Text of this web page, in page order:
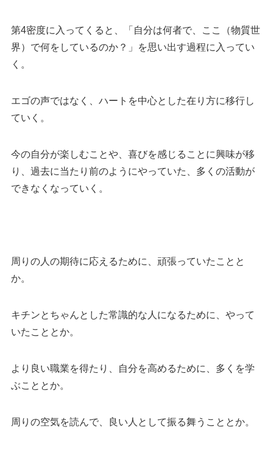
第4密度に入ってくると、「自分は何者で、ここ（物質世
界）で何をしているのか？」を思い出す過程に入ってい
く。
エゴの声ではなく、ハートを中心とした在り方に移行し
ていく。
今の自分が楽しむことや、喜びを感じることに興味が移
り、過去に当たり前のようにやっていた、多くの活動が
できなくなっていく。
周りの人の期待に応えるために、頑張っていたことと
か。
キチンとちゃんとした常識的な人になるために、やって
いたこととか。
より良い職業を得たり、自分を高めるために、多くを学
ぶこととか。
周りの空気を読んで、良い人として振る舞うこととか。